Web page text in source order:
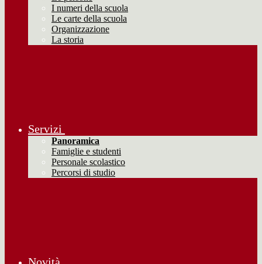
I numeri della scuola
Le carte della scuola
Organizzazione
La storia
Servizi
Panoramica
Famiglie e studenti
Personale scolastico
Percorsi di studio